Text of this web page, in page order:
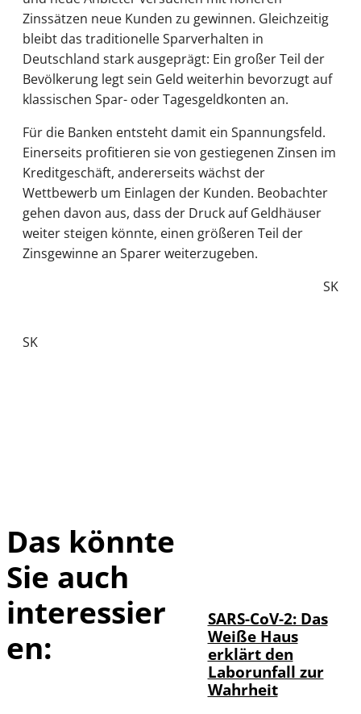
Zinssätzen neue Kunden zu gewinnen. Gleichzeitig
bleibt das traditionelle Sparverhalten in
Deutschland stark ausgeprägt: Ein großer Teil der
Bevölkerung legt sein Geld weiterhin bevorzugt auf
klassischen Spar- oder Tagesgeldkonten an.
Für die Banken entsteht damit ein Spannungsfeld.
Einerseits profitieren sie von gestiegenen Zinsen im
Kreditgeschäft, andererseits wächst der
Wettbewerb um Einlagen der Kunden. Beobachter
gehen davon aus, dass der Druck auf Geldhäuser
weiter steigen könnte, einen größeren Teil der
Zinsgewinne an Sparer weiterzugeben.
SK
SK
Das könnte
Sie auch
interessier
en:
SARS-CoV-2: Das
Weiße Haus
erklärt den
Laborunfall zur
Wahrheit